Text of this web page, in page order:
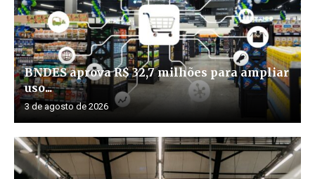
BNDES aprova R$ 32,7 milhões para ampliar
uso...
3 de agosto de 2026